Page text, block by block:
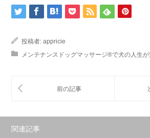
投稿者: appricie
メンテナンスドッグマッサージ®で犬の人生が
関連記事